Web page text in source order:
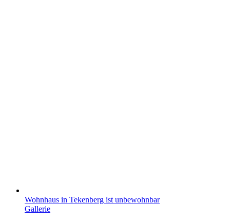
Wohnhaus in Tekenberg ist unbewohnbar
Gallerie